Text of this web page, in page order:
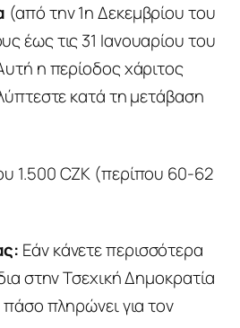
(από την 1η Δεκεμβρίου του
έως τις 31 Ιανουαρίου του
η περίοδος χάριτος
κατά τη μετάβαση
1.500 CZK (περίπου 60-62
Εάν κάνετε περισσότερα
στην Τσεχική Δημοκρατία
πληρώνει για τον